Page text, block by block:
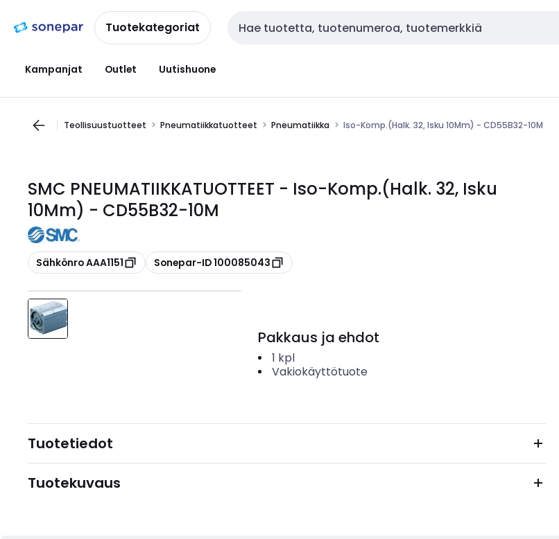
navigointiinsisältöönTuotekategoriat Haku
Kampanjat Outlet Uutishuone
Teollisuustuotteet Pneumatiikkatuotteet Pneumatiikka Iso-Komp.(Halk. 32, Isku 10Mm) - CD55B32-10M
SMC PNEUMATIIKKATUOTTEET - Iso-Komp.(Halk. 32, Isku
10Mm) - CD55B32-10M
Kopioi
Sähkönro AAA1151 Kopioi
Sonepar-ID 100085043
Pakkaus ja ehdot
1 kpl
Vakiokäyttötuote
Tuotetiedot
Tuotekuvaus